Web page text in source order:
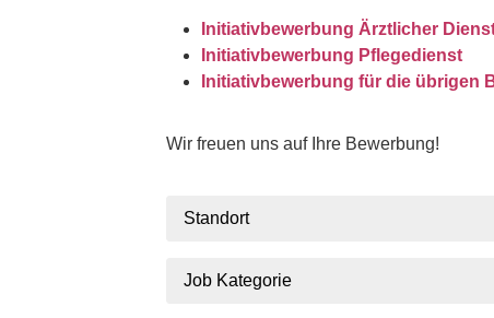
Initiativbewerbung Ärztlicher
Initiativbewerbung Pflegedienst
Initiativbewerbung für die übrigen
Wir freuen uns auf Ihre Bewerbung!
Standort
Job Kategorie